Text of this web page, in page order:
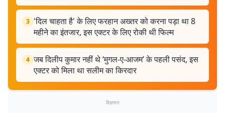
3 'दिल चाहता है' के लिए फरहान अख्तर को करना पड़ा था 8
महीने का इंतजार, इस एक्टर के लिए रोकी थी फिल्म
4 जब दिलीप कुमार नहीं थे ‘मुगल-ए-आजम’ के पहली पसंद, इस
एक्टर को मिला था सलीम का किरदार
विज्ञापन